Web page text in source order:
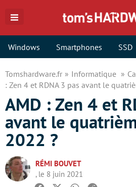
Windows Smartphones SSD
Tomshardware.fr Informatique
: Zen 4 et RDNA 3 pas avant le
AMD : Zen 4 et
avant le
2022 ?
RÉMI BOUVET
, le 8 juin 2021